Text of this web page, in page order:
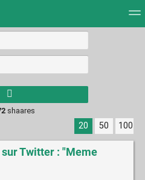
shaares
20 50 100
Twitter : "Meme